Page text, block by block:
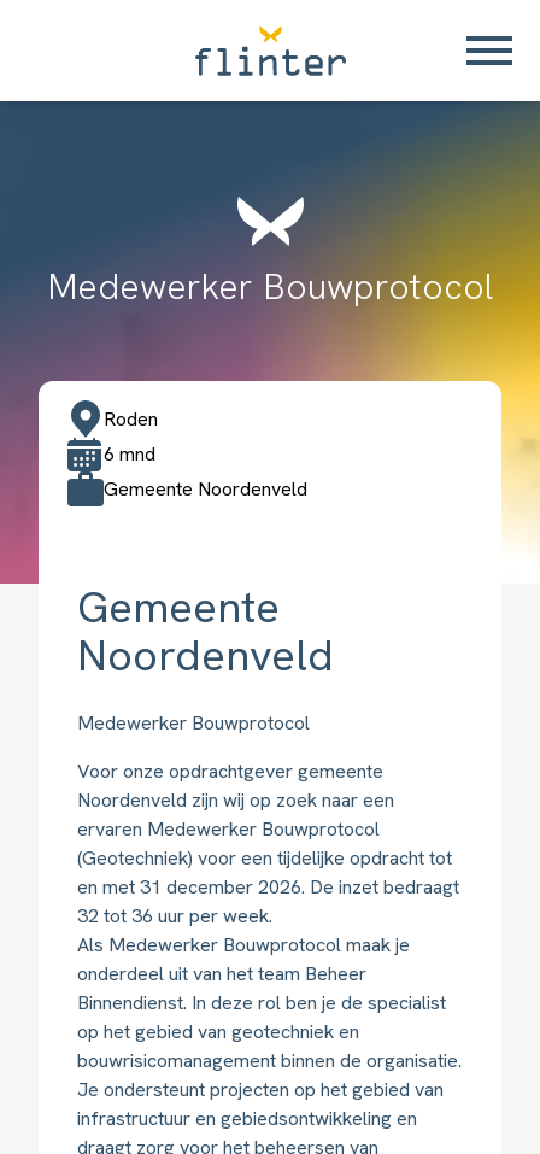
Medewerker Bouwprotocol
Roden
6 mnd
Gemeente Noordenveld
Gemeente
Noordenveld
Medewerker Bouwprotocol
Voor onze opdrachtgever gemeente
Noordenveld zijn wij op zoek naar een
ervaren Medewerker Bouwprotocol
(Geotechniek) voor een tijdelijke opdracht tot
en met 31 december 2026. De inzet bedraagt
32 tot 36 uur per week.
Als Medewerker Bouwprotocol maak je
onderdeel uit van het team Beheer
Binnendienst. In deze rol ben je de specialist
op het gebied van geotechniek en
bouwrisicomanagement binnen de organisatie.
Je ondersteunt projecten op het gebied van
infrastructuur en gebiedsontwikkeling en
draagt zorg voor het beheersen van